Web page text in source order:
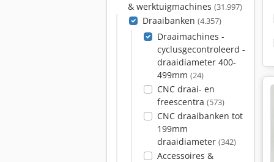
& werktuigmachines (31.997)
Draaibanken (4.357)
Draaimachines -
cyclusgecontroleerd -
draaidiameter 400-
499mm (24)
CNC draai- en
freescentra (573)
CNC draaibanken tot
199mm
draaidiameter (342)
Accessoires &